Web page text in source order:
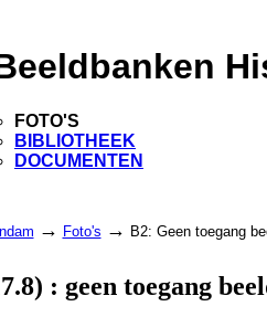
FOTO'S
BIBLIOTHEEK
DOCUMENTEN
→ Foto's → B2: Geen toegang
: geen toegang